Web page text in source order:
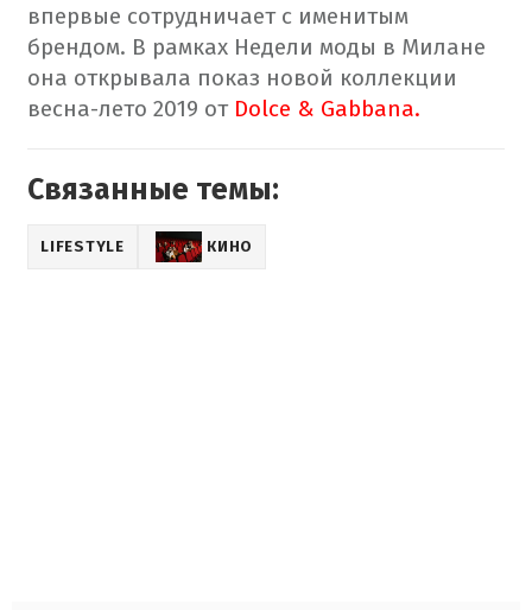
впервые сотрудничает с именитым
брендом. В рамках Недели моды в Милане
она открывала показ новой коллекции
весна-лето 2019 от Dolce & Gabbana.
Связанные темы:
LIFESTYLE КИНО